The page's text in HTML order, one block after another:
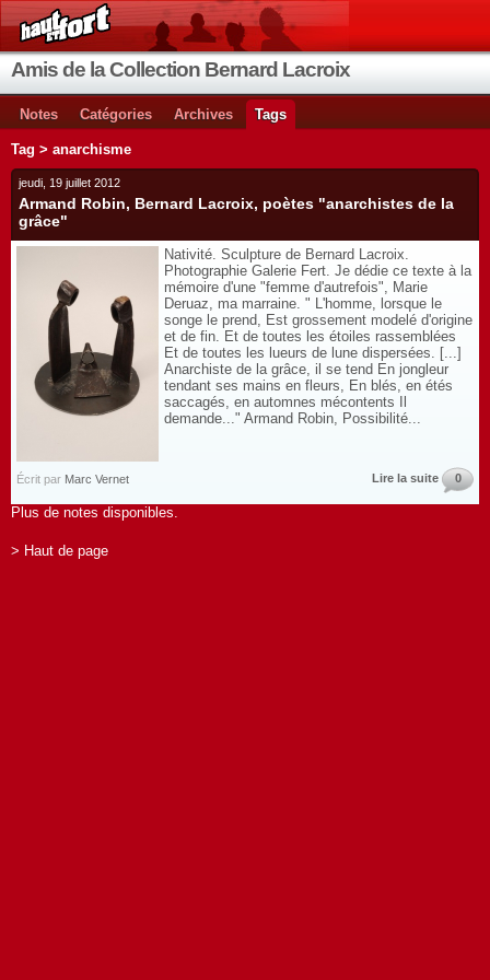
Amis de la Collection Bernard Lacroix
Notes Catégories Archives Tags
Tag > anarchisme
jeudi, 19 juillet 2012
Armand Robin, Bernard Lacroix, poètes "anarchistes de la
grâce"
Nativité. Sculpture de Bernard Lacroix.
Photographie Galerie Fert. Je dédie ce texte à la
mémoire d'une "femme d'autrefois", Marie
Deruaz, ma marraine. " L'homme, lorsque le
songe le prend, Est grossement modelé d'origine
et de fin. Et de toutes les étoiles rassemblées
Et de toutes les lueurs de lune dispersées. [...]
Anarchiste de la grâce, il se tend En jongleur
tendant ses mains en fleurs, En blés, en étés
saccagés, en automnes mécontents Il
demande..." Armand Robin, Possibilité...
Écrit par Marc Vernet Lire la suite 0
Plus de notes disponibles.
> Haut de page